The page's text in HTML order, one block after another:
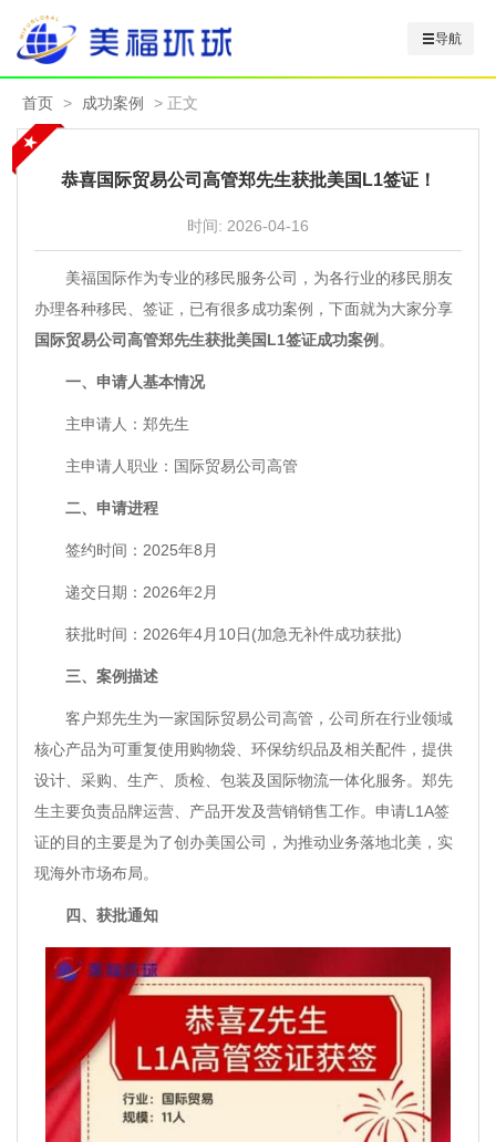
导航
首页 > 成功案例 > 正文
恭喜国际贸易公司高管郑先生获批美国L1签证！
时间: 2026-04-16
美福国际作为专业的移民服务公司，为各行业的移民朋友
办理各种移民、签证，已有很多成功案例，下面就为大家分享
国际贸易公司高管郑先生获批美国L1签证成功案例 。
一、申请人基本情况
主申请人：郑先生
主申请人职业：国际贸易公司高管
二、申请进程
签约时间：2025年8月
递交日期：2026年2月
获批时间：2026年4月10日(加急无补件成功获批)
三、案例描述
客户郑先生为一家国际贸易公司高管，公司所在行业领域
核心产品为可重复使用购物袋、环保纺织品及相关配件，提供
设计、采购、生产、质检、包装及国际物流一体化服务。郑先
生主要负责品牌运营、产品开发及营销销售工作。申请L1A签
证的目的主要是为了创办美国公司，为推动业务落地北美，实
现海外市场布局。
四、获批通知